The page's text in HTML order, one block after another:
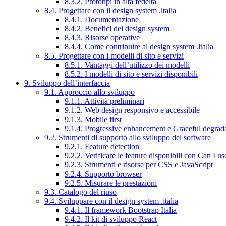
8.4. Progettare con il design system .italia
8.4.1. Documentazione
8.4.2. Benefici del design system
8.4.3. Risorse operative
8.4.4. Come contribuire al design system .italia
8.5. Progettare con i modelli di sito e servizi
8.5.1. Vantaggi dell’utilizzo dei modelli
8.5.2. I modelli di sito e servizi disponibili
9. Sviluppo dell’interfaccia
9.1. Approccio allo sviluppo
9.1.1. Attività preliminari
9.1.2. Web design responsivo e accessibile
9.1.3. Mobile first
9.1.4. Progressive enhancement e Graceful
9.2. Strumenti di supporto allo sviluppo del software
9.2.1. Feature detection
9.2.2. Verificare le feature disponibili con Can I
9.2.3. Strumenti e risorse per CSS e JavaScript
9.2.4. Supporto browser
9.2.5. Misurare le prestazioni
9.3. Catalogo del riuso
9.4. Sviluppare con il design system .italia
9.4.1. Il framework Bootstrap Italia
9.4.2. Il kit di sviluppo React